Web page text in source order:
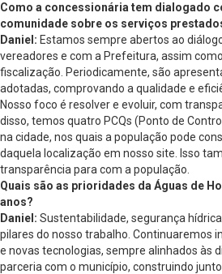
Como a concessionária tem dialogado
comunidade sobre os serviços
Daniel: Estamos sempre abertos ao
vereadores e com a Prefeitura, assim
fiscalização. Periodicamente, são
adotadas, comprovando a qualidade e
Nosso foco é resolver e evoluir, com
disso, temos quatro PCQs (Ponto de
na cidade, nos quais a população pode
daquela localização em nosso site. Isso
transparência para com a população.
Quais são as prioridades da Águas de
anos?
Daniel: Sustentabilidade, segurança
pilares do nosso trabalho. Continuaremos
e novas tecnologias, sempre alinhados às
parceria com o município, construindo